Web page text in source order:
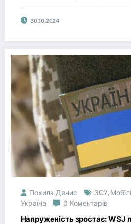
30.10.2024
Похила Денис ЗСУ,
Україна
0 Коментарів
Напруженість зростає: WSJ